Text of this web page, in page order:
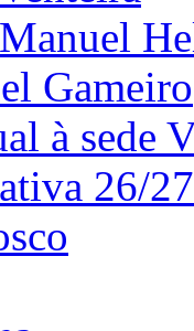
Gameiro
26/27